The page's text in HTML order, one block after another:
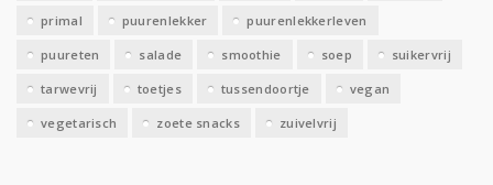
primal puurenlekker puurenlekkerleven
puureten salade smoothie soep suikervrij
tarwevrij toetjes tussendoortje vegan
vegetarisch zoete snacks zuivelvrij